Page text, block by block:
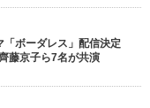
「ボーダレス」配信決定
藤京子ら7名が共演